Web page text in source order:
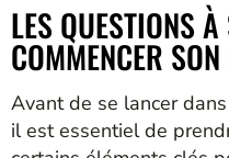
LES QUESTIONS
COMMENCER
Avant de se lancer
il est essentiel de